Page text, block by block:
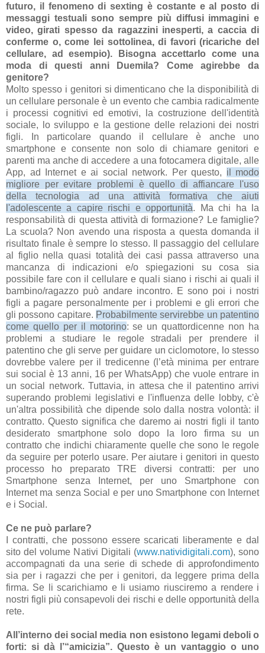
futuro, il fenomeno di sexting è costante e al posto di
messaggi testuali sono sempre più diffusi immagini e
video, girati spesso da ragazzini inesperti, a caccia di
conferme o, come lei sottolinea, di favori (ricariche del
cellulare, ad esempio). Bisogna accettarlo come una
moda di questi anni Duemila? Come agirebbe da
genitore?
Molto spesso i genitori si dimenticano che la disponibilità di
un cellulare personale è un evento che cambia radicalmente
i processi cognitivi ed emotivi, la costruzione dell'identità
sociale, lo sviluppo e la gestione delle relazioni dei nostri
figli. In particolare quando il cellulare è anche uno
smartphone e consente non solo di chiamare genitori e
parenti ma anche di accedere a una fotocamera digitale, alle
App, ad Internet e ai social network. Per questo, il modo
migliore per evitare problemi è quello di affiancare l'uso
della tecnologia ad una attività formativa che aiuti
l'adolescente a capire rischi e opportunità. Ma chi ha la
responsabilità di questa attività di formazione? Le famiglie?
La scuola? Non avendo una risposta a questa domanda il
risultato finale è sempre lo stesso. Il passaggio del cellulare
al figlio nella quasi totalità dei casi passa attraverso una
mancanza di indicazioni e/o spiegazioni su cosa sia
possibile fare con il cellulare e quali siano i rischi ai quali il
bambino/ragazzo può andare incontro. E sono poi i nostri
figli a pagare personalmente per i problemi e gli errori che
gli possono capitare. Probabilmente servirebbe un patentino
come quello per il motorino: se un quattordicenne non ha
problemi a studiare le regole stradali per prendere il
patentino che gli serve per guidare un ciclomotore, lo stesso
dovrebbe valere per il tredicenne (l’età minima per entrare
sui social è 13 anni, 16 per WhatsApp) che vuole entrare in
un social network. Tuttavia, in attesa che il patentino arrivi
superando problemi legislativi e l'influenza delle lobby, c'è
un'altra possibilità che dipende solo dalla nostra volontà: il
contratto. Questo significa che daremo ai nostri figli il tanto
desiderato smartphone solo dopo la loro firma su un
contratto che indichi chiaramente quelle che sono le regole
da seguire per poterlo usare. Per aiutare i genitori in questo
processo ho preparato TRE diversi contratti: per uno
Smartphone senza Internet, per uno Smartphone con
Internet ma senza Social e per uno Smartphone con Internet
e i Social.
Ce ne può parlare?
I contratti, che possono essere scaricati liberamente e dal
sito del volume Nativi Digitali (www.natividigitali.com), sono
accompagnati da una serie di schede di approfondimento
sia per i ragazzi che per i genitori, da leggere prima della
firma. Se li scarichiamo e li usiamo riusciremo a rendere i
nostri figli più consapevoli dei rischi e delle opportunità della
rete.
All’interno dei social media non esistono legami deboli o
forti: si dà l’“amicizia”. Questo è un vantaggio o uno